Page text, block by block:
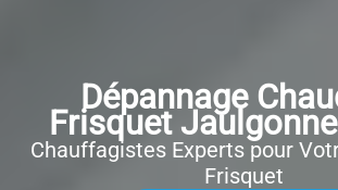
Dépannage
Frisquet
Chauffagistes Experts pour
Frisquet